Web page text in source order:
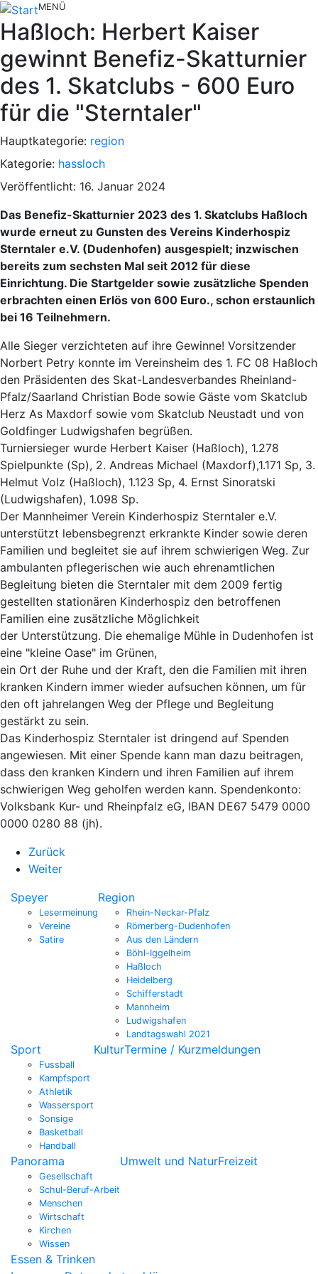
MENÜ
Haßloch: Herbert Kaiser
gewinnt Benefiz-Skatturnier
des 1. Skatclubs - 600 Euro
für die "Sterntaler"
Hauptkategorie: region
Kategorie: hassloch
Veröffentlicht: 16. Januar 2024
Das Benefiz-Skatturnier 2023 des 1. Skatclubs Haßloch
wurde erneut zu Gunsten des Vereins Kinderhospiz
Sterntaler e.V. (Dudenhofen) ausgespielt; inzwischen
bereits zum sechsten Mal seit 2012 für diese
Einrichtung. Die Startgelder sowie zusätzliche Spenden
erbrachten einen Erlös von 600 Euro., schon erstaunlich
bei 16 Teilnehmern.
Alle Sieger verzichteten auf ihre Gewinne! Vorsitzender
Norbert Petry konnte im Vereinsheim des 1. FC 08 Haßloch
den Präsidenten des Skat-Landesverbandes Rheinland-
Pfalz/Saarland Christian Bode sowie Gäste vom Skatclub
Herz As Maxdorf sowie vom Skatclub Neustadt und von
Goldfinger Ludwigshafen begrüßen.
Turniersieger wurde Herbert Kaiser (Haßloch), 1.278
Spielpunkte (Sp), 2. Andreas Michael (Maxdorf),1.171 Sp, 3.
Helmut Volz (Haßloch), 1.123 Sp, 4. Ernst Sinoratski
(Ludwigshafen), 1.098 Sp.
Der Mannheimer Verein Kinderhospiz Sterntaler e.V.
unterstützt lebensbegrenzt erkrankte Kinder sowie deren
Familien und begleitet sie auf ihrem schwierigen Weg. Zur
ambulanten pflegerischen wie auch ehrenamtlichen
Begleitung bieten die Sterntaler mit dem 2009 fertig
gestellten stationären Kinderhospiz den betroffenen
Familien eine zusätzliche Möglichkeit
der Unterstützung. Die ehemalige Mühle in Dudenhofen ist
eine "kleine Oase" im Grünen,
ein Ort der Ruhe und der Kraft, den die Familien mit ihren
kranken Kindern immer wieder aufsuchen können, um für
den oft jahrelangen Weg der Pflege und Begleitung
gestärkt zu sein.
Das Kinderhospiz Sterntaler ist dringend auf Spenden
angewiesen. Mit einer Spende kann man dazu beitragen,
dass den kranken Kindern und ihren Familien auf ihrem
schwierigen Weg geholfen werden kann. Spendenkonto:
Volksbank Kur- und Rheinpfalz eG, IBAN DE67 5479 0000
0000 0280 88 (jh).
Zurück
Weiter
Speyer
Lesermeinung
Vereine
Satire
Region
Rhein-Neckar-Pfalz
Römerberg-Dudenhofen
Aus den Ländern
Böhl-Iggelheim
Haßloch
Heidelberg
Schifferstadt
Mannheim
Ludwigshafen
Landtagswahl 2021
Sport
Fussball
Kampfsport
Athletik
Wassersport
Sonsige
Basketball
Handball
KulturTermine / Kurzmeldungen
Panorama
Gesellschaft
Schul-Beruf-Arbeit
Menschen
Wirtschaft
Kirchen
Wissen
Umwelt und NaturFreizeit
Essen & Trinken